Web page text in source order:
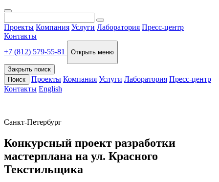
Проекты Компания Услуги Лаборатория Пресс-центр
Контакты
+7 (812) 579-55-81
Открыть меню
Закрыть поиск
Поиск
Проекты Компания Услуги Лаборатория Пресс-центр
Контакты English
Санкт-Петербург
Конкурсный проект разработки
мастерплана на ул. Красного
Текстильщика